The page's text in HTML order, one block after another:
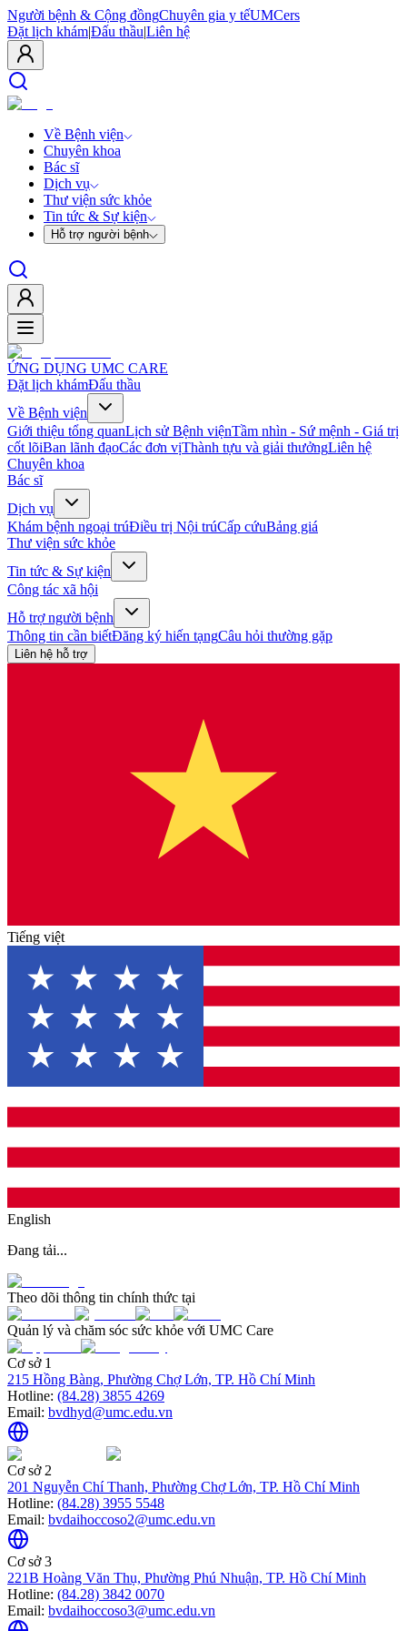
Người bệnh & Cộng đồngChuyên gia y tếUMCers
Đặt lịch khám|Đấu thầu|Liên hệ
Về Bệnh viện
Chuyên khoa
Bác sĩ
Dịch vụ
Thư viện sức khỏe
Tin tức & Sự kiện
Hỗ trợ người bệnh
ỨNG DỤNG UMC CARE
Đặt lịch khámĐấu thầu
Về Bệnh viện
Giới thiệu tổng quanLịch sử Bệnh việnTầm nhìn - Sứ mệnh - Giá trị
cốt lõiBan lãnh đạoCác đơn vịThành tựu và giải thưởngLiên hệ
Chuyên khoa
Bác sĩ
Dịch vụ
Khám bệnh ngoại trúĐiều trị Nội trúCấp cứuBảng giá
Thư viện sức khỏe
Tin tức & Sự kiện
Công tác xã hội
Hỗ trợ người bệnh
Thông tin cần biếtĐăng ký hiến tạngCâu hỏi thường gặp
Liên hệ hỗ trợ
Tiếng việt
English
Đang tải...
Theo dõi thông tin chính thức tại
Quản lý và chăm sóc sức khỏe với UMC Care
Cơ sở 1
215 Hồng Bàng, Phường Chợ Lớn, TP. Hồ Chí Minh
Hotline: (84.28) 3855 4269
Email: bvdhyd@umc.edu.vn
Cơ sở 2
201 Nguyễn Chí Thanh, Phường Chợ Lớn, TP. Hồ Chí Minh
Hotline: (84.28) 3955 5548
Email: bvdaihoccoso2@umc.edu.vn
Cơ sở 3
221B Hoàng Văn Thụ, Phường Phú Nhuận, TP. Hồ Chí Minh
Hotline: (84.28) 3842 0070
Email: bvdaihoccoso3@umc.edu.vn